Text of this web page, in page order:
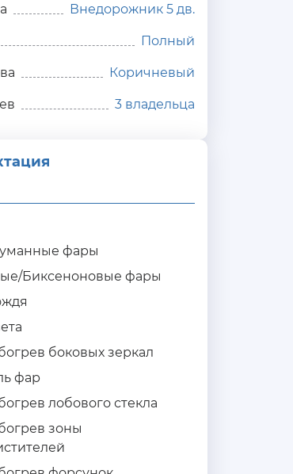
Внедорожник 5 дв.
Полный
Коричневый
3 владельца
фары
Биксеноновые фары
боковых зеркал
фар
лобового стекла
зоны